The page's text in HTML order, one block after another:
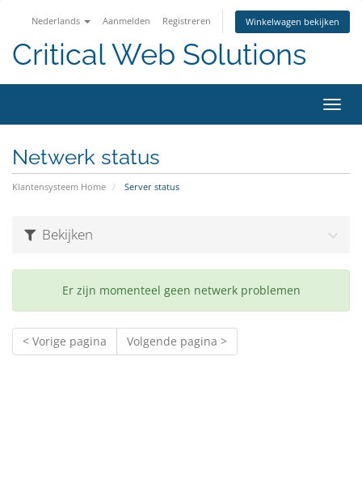
Nederlands Aanmelden Registreren Winkelwagen bekijken
Critical Web Solutions
in-/
Netwerk status
Klantensysteem Home Server status
Bekijken
Er zijn momenteel geen netwerk problemen
< Vorige pagina Volgende pagina >